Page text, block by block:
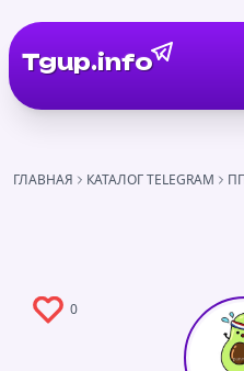
Tgup.info
ГЛАВНАЯ КАТАЛОГ TELEGRAM
0